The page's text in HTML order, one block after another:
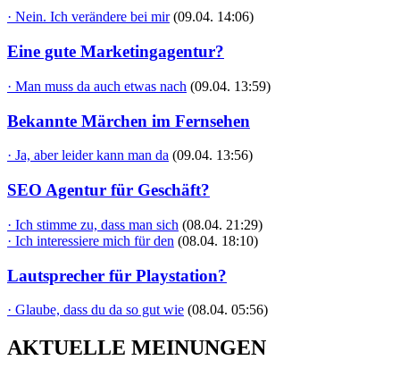
· Nein. Ich verändere bei mir (09.04. 14:06)
Eine gute Marketingagentur?
· Man muss da auch etwas nach (09.04. 13:59)
Bekannte Märchen im Fernsehen
· Ja, aber leider kann man da (09.04. 13:56)
SEO Agentur für Geschäft?
· Ich stimme zu, dass man sich (08.04. 21:29)
· Ich interessiere mich für den (08.04. 18:10)
Lautsprecher für Playstation?
· Glaube, dass du da so gut wie (08.04. 05:56)
AKTUELLE MEINUNGEN